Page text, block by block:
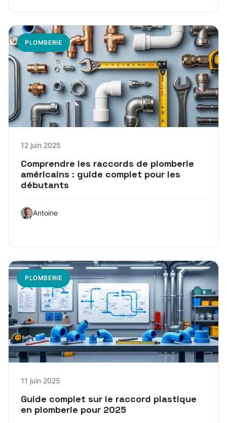
PLOMBERIE
12 juin 2025
Comprendre les raccords de plomberie
américains : guide complet pour les
débutants
Antoine
PLOMBERIE
11 juin 2025
Guide complet sur le raccord plastique
en plomberie pour 2025